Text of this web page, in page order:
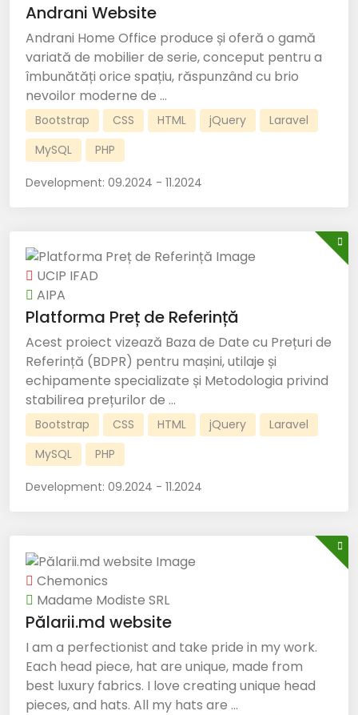
Andrani Website
Andrani Home Office produce și oferă o gamă
variată de mobilier de serie, conceput pentru a
îmbunătăți orice spațiu, răspunzând cu brio
nevoilor moderne de ...
Bootstrap CSS HTML jQuery
Laravel
MySQL
PHP
Development: 09.2024 - 11.2024
UCIP IFAD
AIPA
Platforma Preț de Referință
Acest proiect vizează Baza de Date cu Prețuri de
Referință (BDPR) pentru mașini, utilaje și
echipamente specializate și Metodologia privind
stabilirea prețurilor de ...
Bootstrap CSS HTML jQuery
Laravel
MySQL
PHP
Development: 09.2024 - 11.2024
Chemonics
Madame Modiste SRL
Pălarii.md website
I am a perfectionist and take pride in my work.
Each head piece, hat are unique, made from
best luxury fabrics. I love creating unique head
pieces, and hats. All my hats are ...